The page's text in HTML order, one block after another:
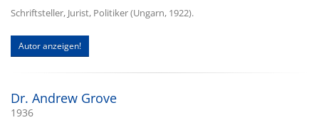
Schriftsteller, Jurist, Politiker (Ungarn, 1922).
Autor anzeigen!
Dr. Andrew Grove
1936